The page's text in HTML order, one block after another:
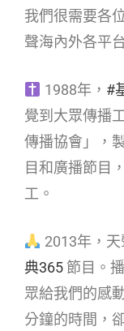
我們很需要各
聲海內外各平
1988年， #
覺到大眾傳播
傳播協會」，
目和廣播節目
工。
2013年，
典365 節目。
眾給我們的感
分鐘的時間，